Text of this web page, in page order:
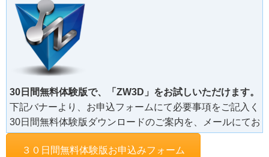
30日間無料体験版ダウンロードのご案内を、メールにてお
３０日間無料体験版お申込みフォーム